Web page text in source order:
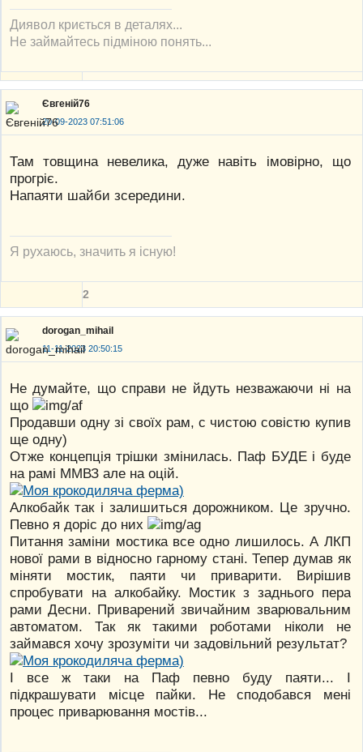
Диявол криється в деталях...
Не займайтесь підміною понять...
Євгеній76
20-09-2023 07:51:06
Там товщина невелика, дуже навіть імовірно, що
прогріє.
Напаяти шайби зсередини.
Я рухаюсь, значить я існую!
2
dorogan_mihail
11-11-2023 20:50:15
Не думайте, що справи не йдуть незважаючи ні на
що
Продавши одну зі своїх рам, с чистою совістю купив
ще одну)
Отже концепція трішки змінилась. Паф БУДЕ і буде
на рамі ММВЗ але на оцій.
Алкобайк так і залишиться дорожником. Це зручно.
Певно я доріс до них
Питання заміни мостика все одно лишилось. А ЛКП
нової рами в відносно гарному стані. Тепер думав як
міняти мостик, паяти чи приварити. Вирішив
спробувати на алкобайку. Мостик з заднього пера
рами Десни. Приварений звичайним зварювальним
автоматом. Так як такими роботами ніколи не
займався хочу зрозуміти чи задовільний результат?
І все ж таки на Паф певно буду паяти... І
підкрашувати місце пайки. Не сподобався мені
процес приварювання мостів...